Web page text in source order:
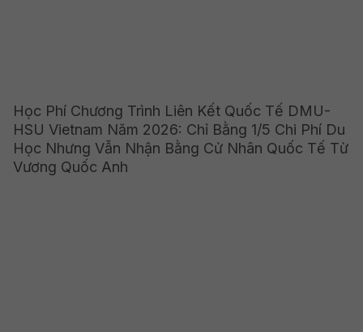
Học Phí Chương Trình Liên Kết Quốc Tế DMU-
HSU Vietnam Năm 2026: Chỉ Bằng 1/5 Chi Phí Du
Học Nhưng Vẫn Nhận Bằng Cử Nhân Quốc Tế Từ
Vương Quốc Anh